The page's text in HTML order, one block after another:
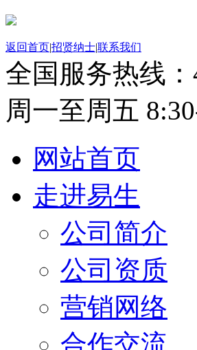
返回首页|招贤纳士|联系我们
全国服务热线：
周一至周五
网站首页
走进易生
公司简介
公司资质
营销网络
合作交流